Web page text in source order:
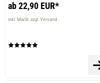
ab 22,90 EUR*
inkl. MwSt. zzgl. Versand